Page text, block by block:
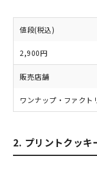
値段(税込)
2,900円
販売店舗
ワンナップ・ファクト
2. プリントクッキ